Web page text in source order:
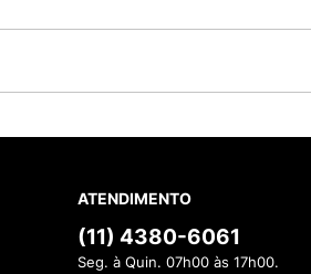
ATENDIMENTO
(11) 4380-6061
Seg. à Quin. 07h00 às 17h00.